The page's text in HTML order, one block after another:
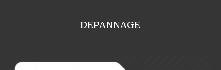
DEPANNAGE